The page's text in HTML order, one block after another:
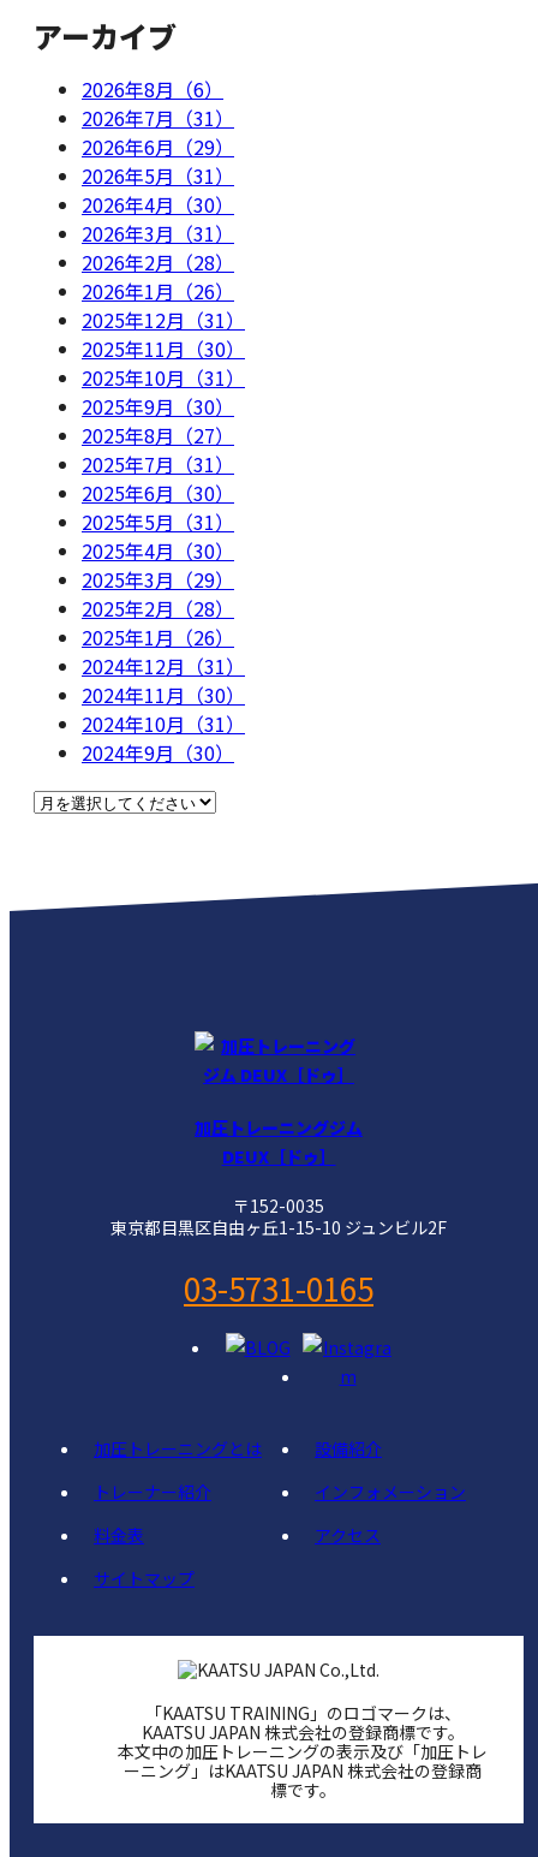
アーカイブ
2026年8月（6）
2026年7月（31）
2026年6月（29）
2026年5月（31）
2026年4月（30）
2026年3月（31）
2026年2月（28）
2026年1月（26）
2025年12月（31）
2025年11月（30）
2025年10月（31）
2025年9月（30）
2025年8月（27）
2025年7月（31）
2025年6月（30）
2025年5月（31）
2025年4月（30）
2025年3月（29）
2025年2月（28）
2025年1月（26）
2024年12月（31）
2024年11月（30）
2024年10月（31）
2024年9月（30）
加圧トレーニングジム
DEUX［ドゥ］
〒152-0035
東京都目黒区自由ヶ丘1-15-10 ジュンビル2F
03-5731-0165
加圧トレーニングとは
設備紹介
トレーナー紹介
インフォメーション
料金表
アクセス
サイトマップ
「KAATSU TRAINING」のロゴマークは、
KAATSU JAPAN 株式会社の登録商標です。
本文中の加圧トレーニングの表示及び「加圧トレ
ーニング」はKAATSU JAPAN 株式会社の登録商
標です。